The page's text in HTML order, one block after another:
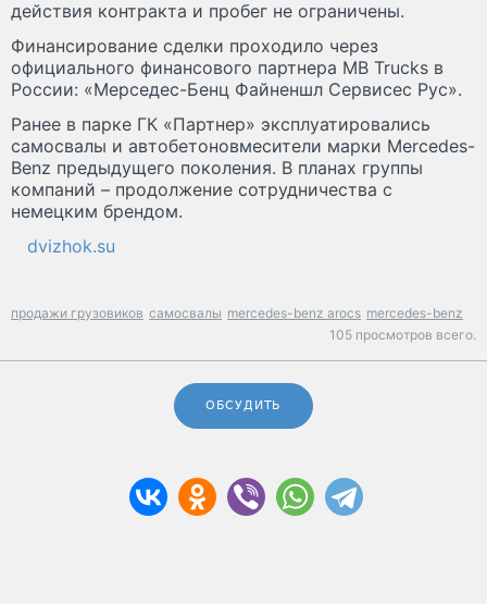
действия контракта и пробег не ограничены.
Финансирование сделки проходило через
официального финансового партнера MB Trucks в
России: «Мерседес-Бенц Файненшл Сервисес Рус».
Ранее в парке ГК «Партнер» эксплуатировались
самосвалы и автобетоновмесители марки Mercedes-
Benz предыдущего поколения. В планах группы
компаний – продолжение сотрудничества с
немецким брендом.
dvizhok.su
продажи грузовиков самосвалы mercedes-benz arocs mercedes-benz
105 просмотров всего.
ОБСУДИТЬ